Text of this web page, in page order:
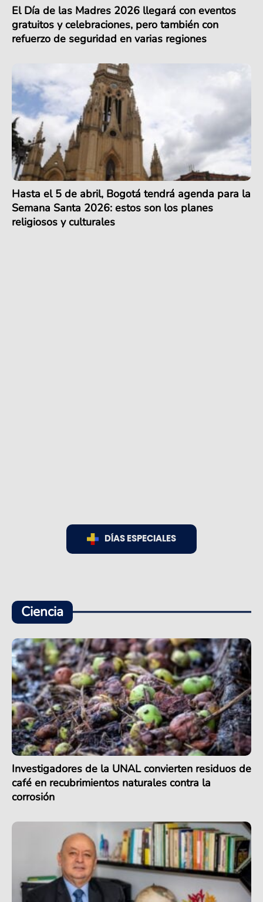
El Día de las Madres 2026 llegará con eventos
gratuitos y celebraciones, pero también con
refuerzo de seguridad en varias regiones
Hasta el 5 de abril, Bogotá tendrá agenda para la
Semana Santa 2026: estos son los planes
religiosos y culturales
DÍAS ESPECIALES
Ciencia
Investigadores de la UNAL convierten residuos de
café en recubrimientos naturales contra la
corrosión